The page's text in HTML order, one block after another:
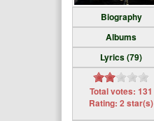
Biography
Albums
Lyrics (79)
Total votes: 131
Rating: 2 star(s)